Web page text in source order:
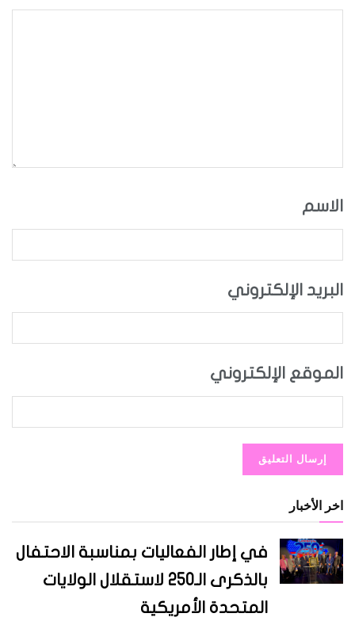
الاسم
البريد الإلكتروني
الموقع الإلكتروني
اخر الأخبار
في إطار الفعاليات بمناسبة الاحتفال
بالذكرى الـ250 لاستقلال الولايات
المتحدة الأمريكية